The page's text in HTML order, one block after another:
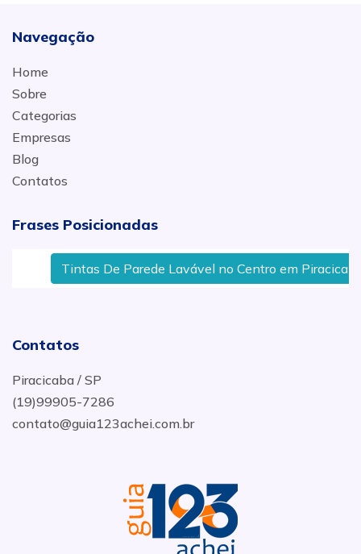
Navegação
Home
Sobre
Categorias
Empresas
Blog
Contatos
Frases Posicionadas
Tintas De Parede Lavável no Centro em Piracicaba,
Contatos
Piracicaba / SP
(19)99905-7286
contato@guia123achei.com.br